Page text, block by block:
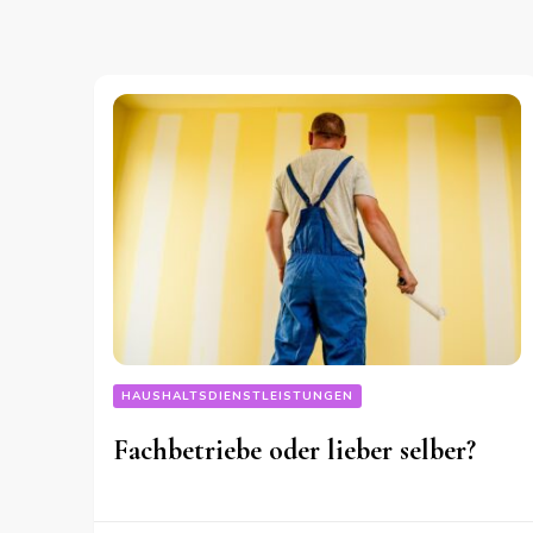
HAUSHALTSDIENSTLEISTUNGEN
Fachbetriebe oder lieber selber?